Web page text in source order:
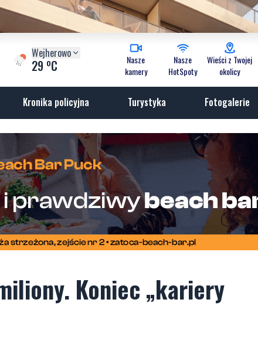
Wejherowo
29 oC
Nasze
kamery
Nasze
HotSpoty
Wieści z Twojej
okolicy
Kronika policyjna Turystyka Fotogalerie
Koniec „kariery